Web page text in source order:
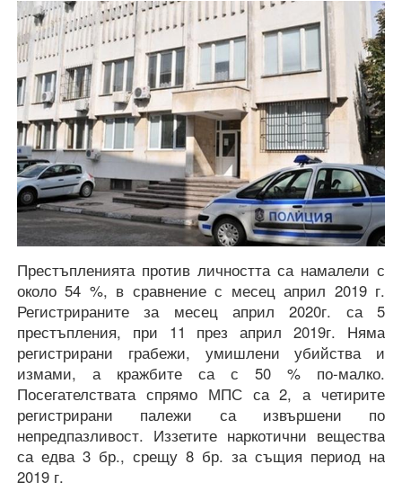
Престъпленията против личността са намалели с
около 54 %, в сравнение с месец април 2019 г.
Регистрираните за месец април 2020г. са 5
престъпления, при 11 през април 2019г. Няма
регистрирани грабежи, умишлени убийства и
измами, а кражбите са с 50 % по-малко.
Посегателствата спрямо МПС са 2, а четирите
регистрирани палежи са извършени по
непредпазливост. Иззетите наркотични вещества
са едва 3 бр., срещу 8 бр. за същия период на
2019 г.